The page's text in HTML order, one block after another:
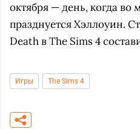
октября — день, когда во
празднуется Хэллоуин.
Death в The Sims 4
Игры The Sims 4